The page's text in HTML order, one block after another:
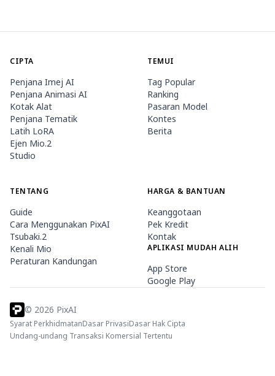
CIPTA
Penjana Imej AI
Penjana Animasi AI
Kotak Alat
Penjana Tematik
Latih LoRA
Ejen Mio.2
Studio
TEMUI
Tag Popular
Ranking
Pasaran Model
Kontes
Berita
TENTANG
Guide
Cara Menggunakan PixAI
Tsubaki.2
Kenali Mio
Peraturan Kandungan
HARGA & BANTUAN
Keanggotaan
Pek Kredit
Kontak
APLIKASI MUDAH ALIH
App Store
Google Play
© 2026 PixAI
Syarat PerkhidmatanDasar PrivasiDasar Hak Cipta
Undang-undang Transaksi Komersial Tertentu